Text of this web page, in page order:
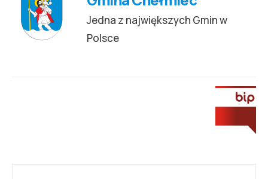
Jedna z największych Gmin w
Polsce